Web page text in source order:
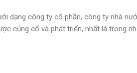
dạng công ty cổ phần, công ty nhà
củng cố và phát triển, nhất là trong